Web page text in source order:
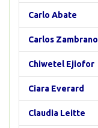
Carlo Abate
Carlos Zambrano
Chiwetel Ejiofor
Ciara Everard
Claudia Leitte